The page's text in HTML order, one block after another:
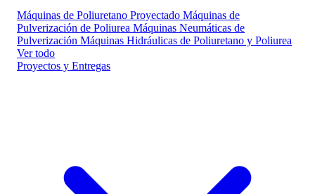
Máquinas de Poliuretano Proyectado Máquinas de
Pulverización de Poliurea Máquinas Neumáticas de
Pulverización Máquinas Hidráulicas de Poliuretano y Poliurea
Ver todo
Proyectos y Entregas